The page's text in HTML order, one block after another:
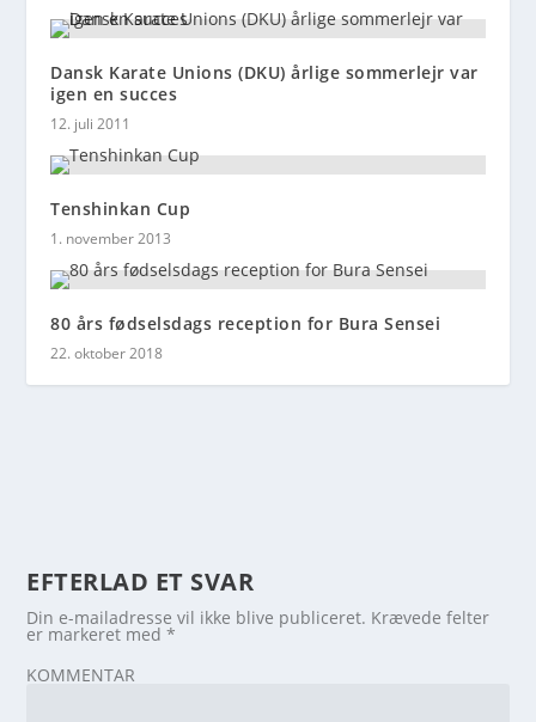
Dansk Karate Unions (DKU) årlige sommerlejr var
igen en succes
12. juli 2011
Tenshinkan Cup
1. november 2013
80 års fødselsdags reception for Bura Sensei
22. oktober 2018
EFTERLAD ET SVAR
Din e-mailadresse vil ikke blive publiceret. Krævede felter
er markeret med*
KOMMENTAR